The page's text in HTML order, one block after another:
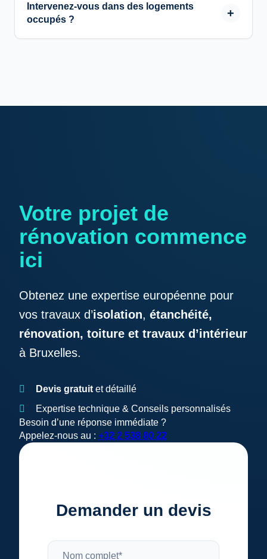
Intervenez-vous dans des logements
occupés ?
Votre projet de
rénovation commence
ici
Obtenez une expertise européenne pour
vos travaux d’isolation, étanchéité,
rénovation, toiture et travaux d’intérieur
à Bruxelles.
Devis gratuit et détaillé
Expertise technique & Conseils personnalisés
Besoin d’une réponse immédiate ?
Appelez-nous au : +32 2 538 80 22
Demander un devis